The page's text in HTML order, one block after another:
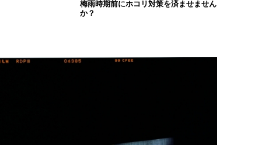
梅雨時期前にホコリ対策を済ませません
か？